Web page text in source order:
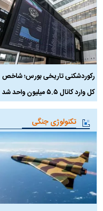
رکوردشکنی تاریخی بورس؛ شاخص
کل وارد کانال ۵.۵ میلیون واحد شد
تکنولوژی جنگی